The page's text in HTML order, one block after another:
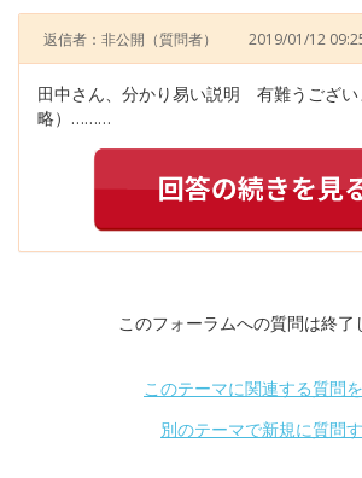
返信者：非公開 （質問者） 2019/01/12
田中さん、分かり易い説明 有難うござ
略）………
このフォーラムへの質問は終了
このテーマに関連する質問
別のテーマで新規に質問